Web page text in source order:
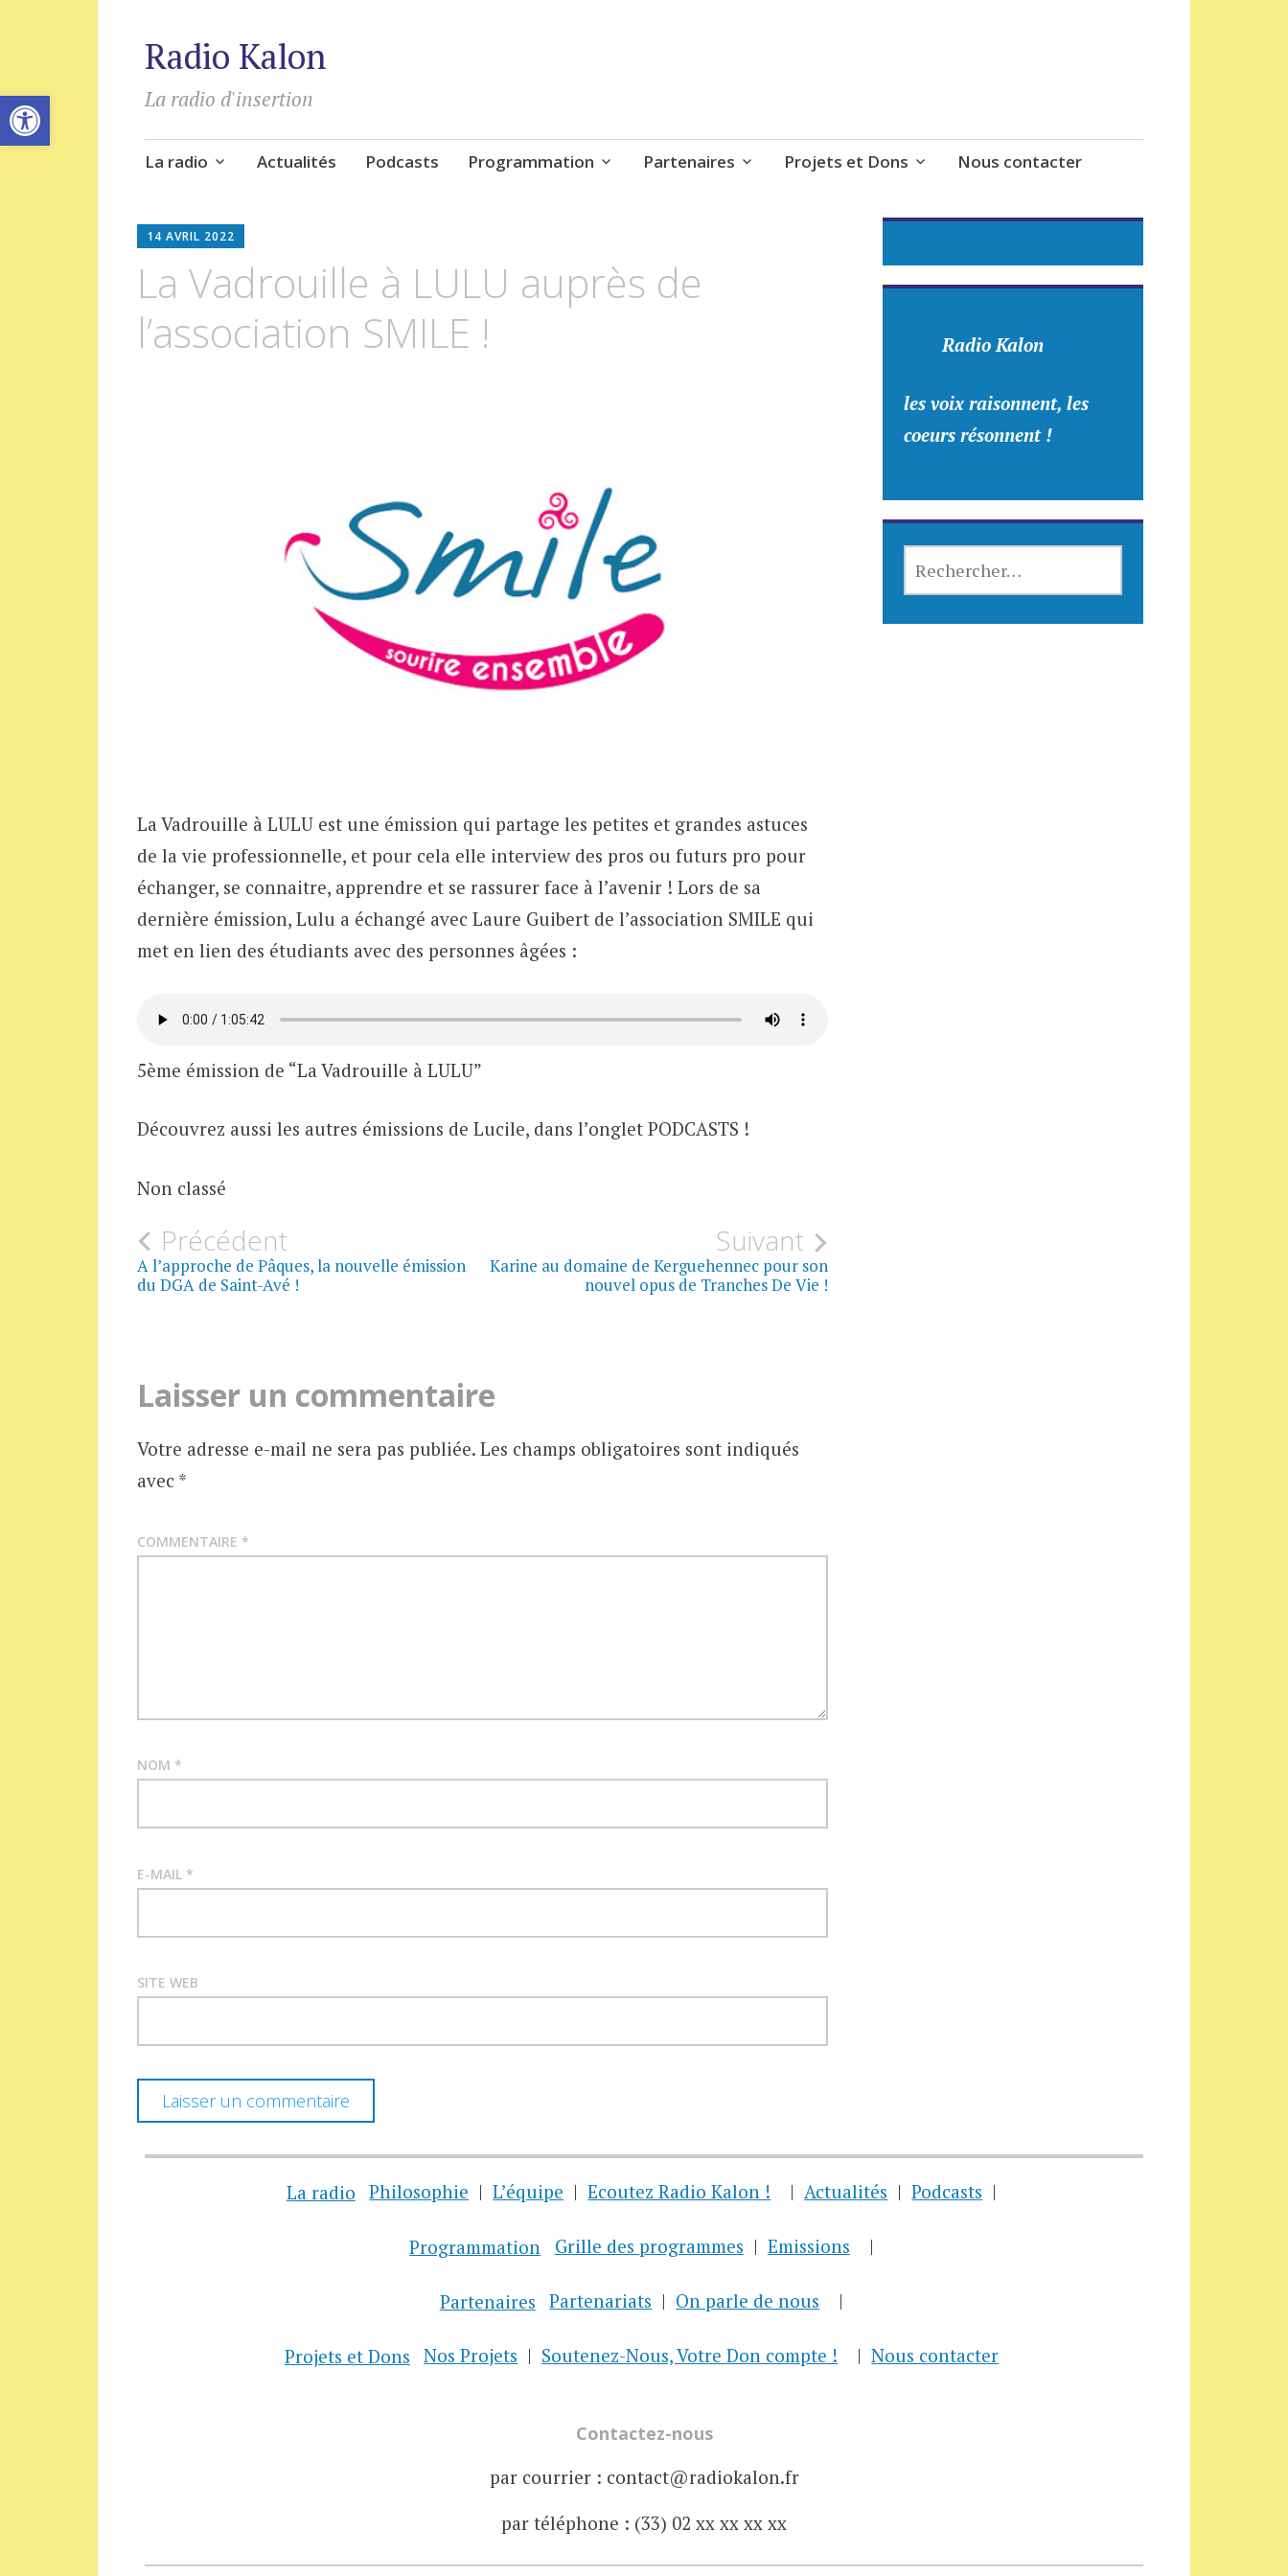
Ouvrir la barre d’outils
Radio Kalon
La radio d'insertion
Aller
principal
La radio Actualités Podcasts Programmation Partenaires Projets et Dons Nous contacter
14 AVRIL 2022
La Vadrouille à LULU auprès de
l’association SMILE !
La Vadrouille à LULU est une émission qui partage les petites et grandes astuces
de la vie professionnelle, et pour cela elle interview des pros ou futurs pro pour
échanger, se connaitre, apprendre et se rassurer face à l’avenir ! Lors de sa
dernière émission, Lulu a échangé avec Laure Guibert de l’association SMILE qui
met en lien des étudiants avec des personnes âgées :
5ème émission de “La Vadrouille à LULU”
Découvrez aussi les autres émissions de Lucile, dans l’onglet PODCASTS !
Non classé
Navigation
des
Précédent
A l’approche de Pâques, la nouvelle émission
du DGA de Saint-Avé !
Suivant
Karine au domaine de Kerguehennec pour son
nouvel opus de Tranches De Vie !
Laisser un commentaire
Votre adresse e-mail ne sera pas publiée. Les champs obligatoires sont indiqués
avec *
COMMENTAIRE *
NOM *
E-MAIL *
SITE WEB
Radio Kalon
les voix raisonnent, les
coeurs résonnent !
La radio Philosophie L’équipe Ecoutez Radio Kalon ! Actualités Podcasts
Programmation Grille des programmes Emissions
Partenaires Partenariats On parle de nous
Projets et Dons Nos Projets Soutenez-Nous, Votre Don compte ! Nous contacter
Contactez-nous
par courrier : contact@radiokalon.fr
par téléphone : (33) 02 xx xx xx xx